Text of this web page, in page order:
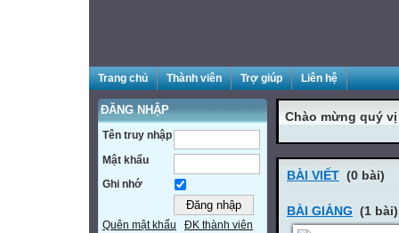
Trang chủ Thành viên Trợ giúp Liên hệ
ĐĂNG NHẬP
Tên truy nhập
Mật khẩu
Ghi nhớ
Quên mật khẩu ĐK thành viên
Chào mừng quý
BÀI VIẾT (0 bài)
BÀI GIẢNG (1 bài)